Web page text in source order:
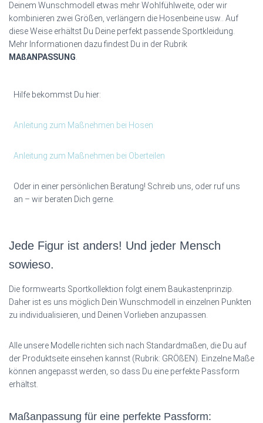
Deinem Wunschmodell etwas mehr Wohlfühlweite, oder wir
kombinieren zwei Größen, verlängern die Hosenbeine usw.. Auf
diese Weise erhältst Du Deine perfekt passende Sportkleidung.
Mehr Informationen dazu findest Du in der Rubrik
MAßANPASSUNG
Hilfe bekommst Du hier:
Anleitung zum Maßnehmen bei Hosen
Anleitung zum Maßnehmen bei Oberteilen
Oder in einer persönlichen Beratung! Schreib uns, oder ruf uns
an – wir beraten Dich gerne.
Jede Figur ist anders! Und jeder Mensch
sowieso.
Die formwearts Sportkollektion folgt einem Baukastenprinzip.
Daher ist es uns möglich Dein Wunschmodell in einzelnen Punkten
zu individualisieren, und Deinen Vorlieben anzupassen.
Alle unsere Modelle richten sich nach Standardmaßen, die Du auf
der Produktseite einsehen kannst (Rubrik: GRÖßEN). Einzelne Maße
können angepasst werden, so dass Du eine perfekte Passform
erhältst.
Maßanpassung für eine perfekte Passform: